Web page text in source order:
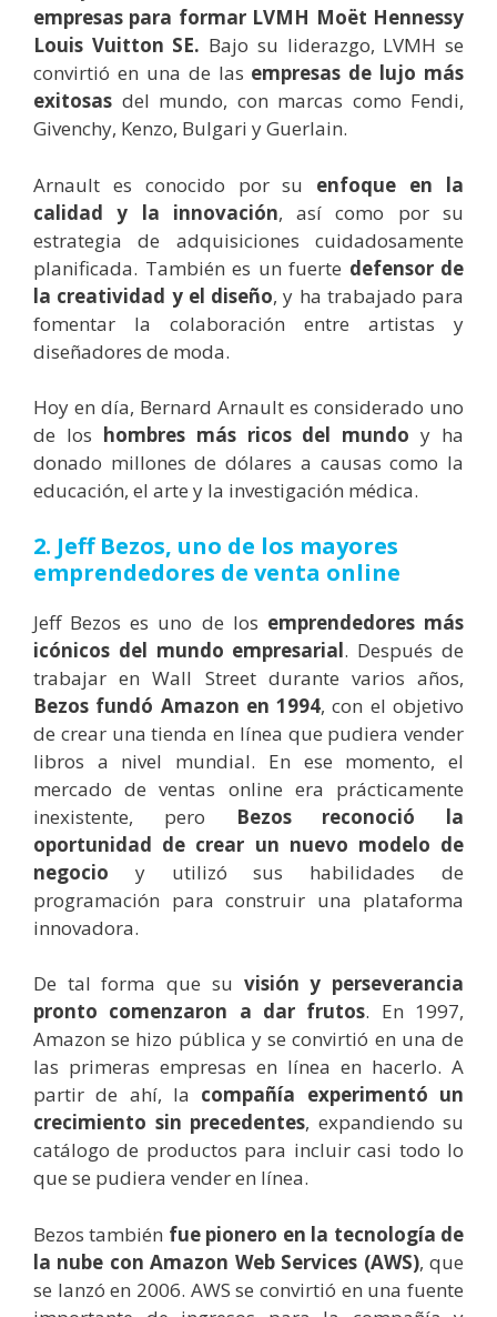
empresas para formar LVMH Moët Hennessy
Louis Vuitton SE. Bajo su liderazgo, LVMH se
convirtió en una de las empresas de lujo más
exitosas del mundo, con marcas como Fendi,
Givenchy, Kenzo, Bulgari y Guerlain.
Arnault es conocido por su enfoque en la
calidad y la innovación, así como por su
estrategia de adquisiciones cuidadosamente
planificada. También es un fuerte defensor de
la creatividad y el diseño, y ha trabajado para
fomentar la colaboración entre artistas y
diseñadores de moda.
Hoy en día, Bernard Arnault es considerado uno
de los hombres más ricos del mundo y ha
donado millones de dólares a causas como la
educación, el arte y la investigación médica.
2. Jeff Bezos, uno de los mayores
emprendedores de venta online
Jeff Bezos es uno de los emprendedores más
icónicos del mundo empresarial. Después de
trabajar en Wall Street durante varios años,
Bezos fundó Amazon en 1994, con el objetivo
de crear una tienda en línea que pudiera vender
libros a nivel mundial. En ese momento, el
mercado de ventas online era prácticamente
inexistente, pero
Bezos reconoció la
oportunidad de crear un nuevo modelo de
negocio y utilizó sus habilidades de
programación para construir una plataforma
innovadora.
De tal forma que su visión y perseverancia
pronto comenzaron a dar frutos. En 1997,
Amazon se hizo pública y se convirtió en una de
las primeras empresas en línea en hacerlo. A
partir de ahí, la compañía experimentó un
crecimiento sin precedentes, expandiendo su
catálogo de productos para incluir casi todo lo
que se pudiera vender en línea.
Bezos también fue pionero en la tecnología de
la nube con Amazon Web Services (AWS), que
se lanzó en 2006. AWS se convirtió en una fuente